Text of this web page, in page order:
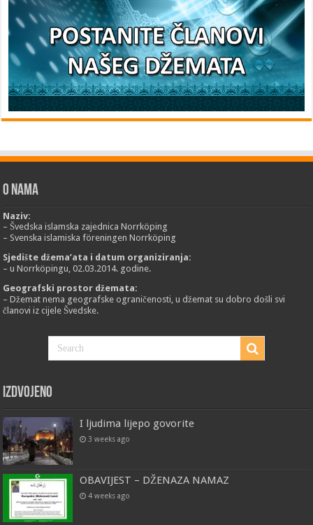
O nama
Naziv:
– Švedska islamska zajednica Norrköping
– Svenska islamiska föreningen Norrköping
Sjedište džema’ata i datum organiziranja:
– u Norrköpingu, 02.03.2014. godine.
Geografski prostor džemata:
– Džemat nema geografske ograničenosti, u džemat su dobro došli svi
članovi iz cijele Švedske.
Izdvojeno
I ljudima lijepo govorite
3 weeks ago
OBAVIJEST – DŽENAZA NAMAZ
4 weeks ago